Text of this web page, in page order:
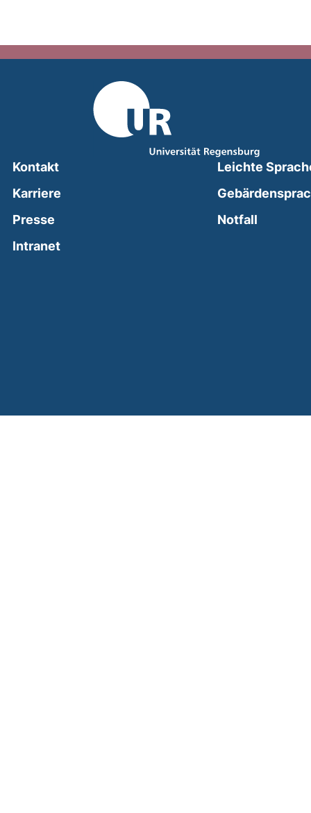
Kontakt
Karriere
Presse
Intranet(external link, opens in a new window)
Leichte
Notfall